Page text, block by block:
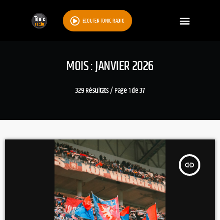
ÉCOUTER TONIC RADIO
MOIS : JANVIER 2026
329 Résultats / Page 1 de 37
insert_link